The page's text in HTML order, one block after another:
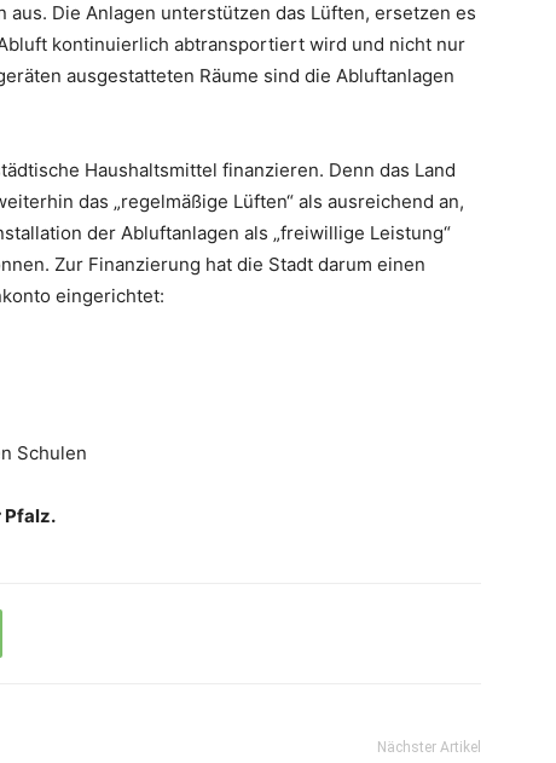
Die Anlagen unterstützen das Lüften, ersetzen es
kontinuierlich abtransportiert wird und nicht nur
ausgestatteten Räume sind die Abluftanlagen
Haushaltsmittel finanzieren. Denn das Land
das „regelmäßige Lüften“ als ausreichend an,
der Abluftanlagen als „freiwillige Leistung“
Zur Finanzierung hat die Stadt darum einen
eingerichtet:
Schulen
Pfalz.
Nächster Artikel